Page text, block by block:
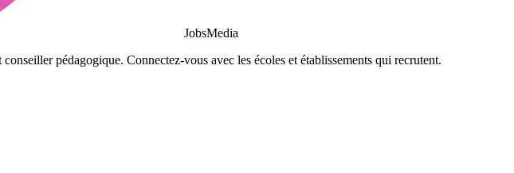
JobsMedia
pédagogique. Connectez-vous avec les écoles et établissements qui recrutent.